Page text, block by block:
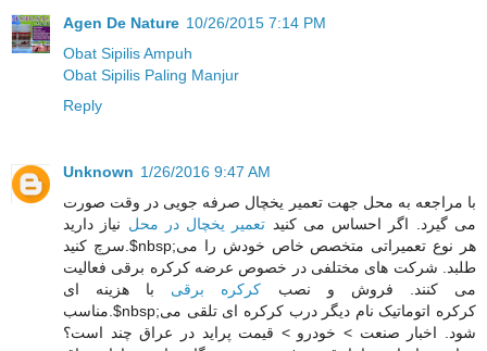
Agen De Nature 10/26/2015 7:14 PM
Obat Sipilis Ampuh
Obat Sipilis Paling Manjur
Reply
Unknown 1/26/2016 9:47 AM
با مراجعه به محل جهت تعمیر یخچال صرفه جویی در وقت صورت
می گیرد. اگر احساس می کنید تعمیر یخچال در محل نیاز دارید
سرچ کنید.$nbsp;هر نوع تعمیراتی متخصص خاص خودش را می
طلبد. شرکت های مختلفی در خصوص عرضه کرکره برقی فعالیت
می کنند. فروش و نصب کرکره برقی با هزینه ای
مناسب.$nbsp;کرکره اتوماتیک نام دیگر درب کرکره ای تلقی می
شود. اخبار صنعت > خودرو > قیمت پراید در عراق چند است؟